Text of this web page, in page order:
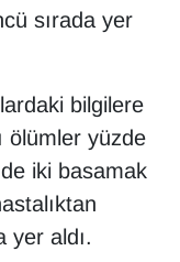
sırada yer
bilgilere
ölümler yüzde
iki basamak
yer aldı.